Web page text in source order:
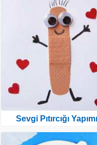
Sevgi Pıtırcığı Yapımı